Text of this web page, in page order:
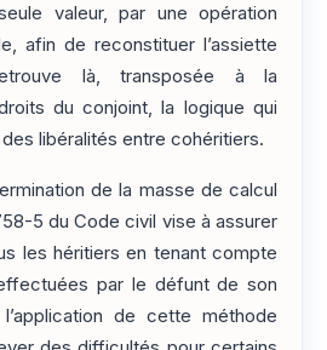
valeur, par une opération
afin de reconstituer l’assiette
là, transposée à la
du conjoint, la logique qui
libéralités entre cohéritiers.
de la masse de calcul
5 du Code civil vise à assurer
les héritiers en tenant compte
par le défunt de son
de cette méthode